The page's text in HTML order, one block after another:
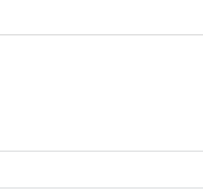
인트(1.81%) 내린 6478.75 개장
러…두 달 연속 사상 최대
보'…40도 관측 가능성도
지도자와 소통하기가 매우 어려워" 취임
해협 통행 항로 합의" 이란 외무부 대변인
, 스페이스X 로켓 달 충돌 흔적 포착